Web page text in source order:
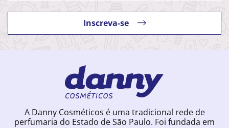
Inscreva-se
A Danny Cosméticos é uma tradicional rede de
perfumaria do Estado de São Paulo. Foi fundada em